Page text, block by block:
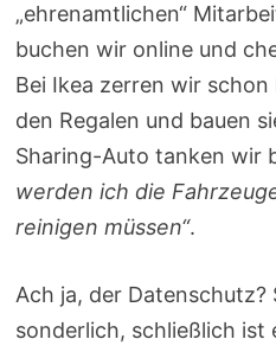
„ehrenamtlichen“
buchen wir online und
Bei Ikea zerren wir
den Regalen und bauen
Sharing-Auto tanken wir
werden ich die
reinigen müssen“.
Ach ja, der
sonderlich, schließlich ist